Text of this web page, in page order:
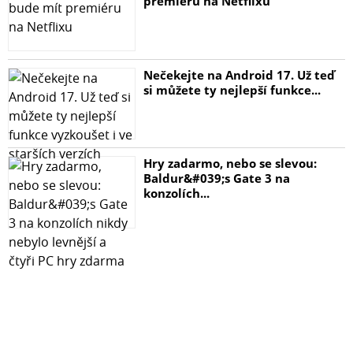
Bezdrátový subwoofer Bluesound Pulse Sub+ je snadno
pro nastavení a párování s libovolným přehrávačem
Bluesound. V aplikace jsou k dispozici samostatné
ovladače hlasitosti, dělicí frekvence výhybky a fáze, které
umožňují snadno ovládat a nastavit subwoofer do
optimálních podmínek pro nejlepší poslech v daném
prostoru.
Umístěte ho kdekoli
Bluesound Pulse Sub+ je dodávaný s magnetickými
gumovými nožičkami a držákem na zeď, které vám dají
absolutní volnost umístit ho kdekoli v místnosti.
Nečekejte na Android 17. Už teď
si můžete ty nejlepší funkce...
Hry zadarmo, nebo se slevou:
Baldur&#039;s Gate 3 na
konzolích...